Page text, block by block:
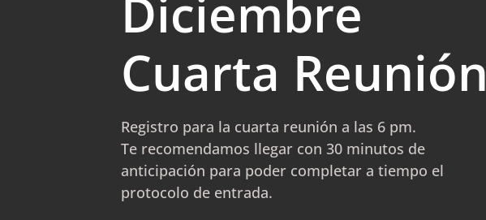
Diciembre
Cuarta Reunión
Registro para la cuarta reunión a las 6 pm.
Te recomendamos llegar con 30 minutos de
anticipación para poder completar a tiempo el
protocolo de entrada.